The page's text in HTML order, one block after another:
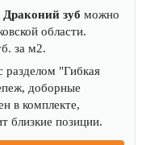
зуб можно
области.
за м2.
"Гибкая
доборные
в комплекте,
близкие позиции.